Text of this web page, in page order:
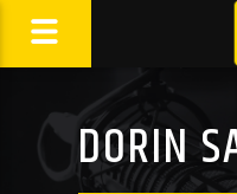
DORIN